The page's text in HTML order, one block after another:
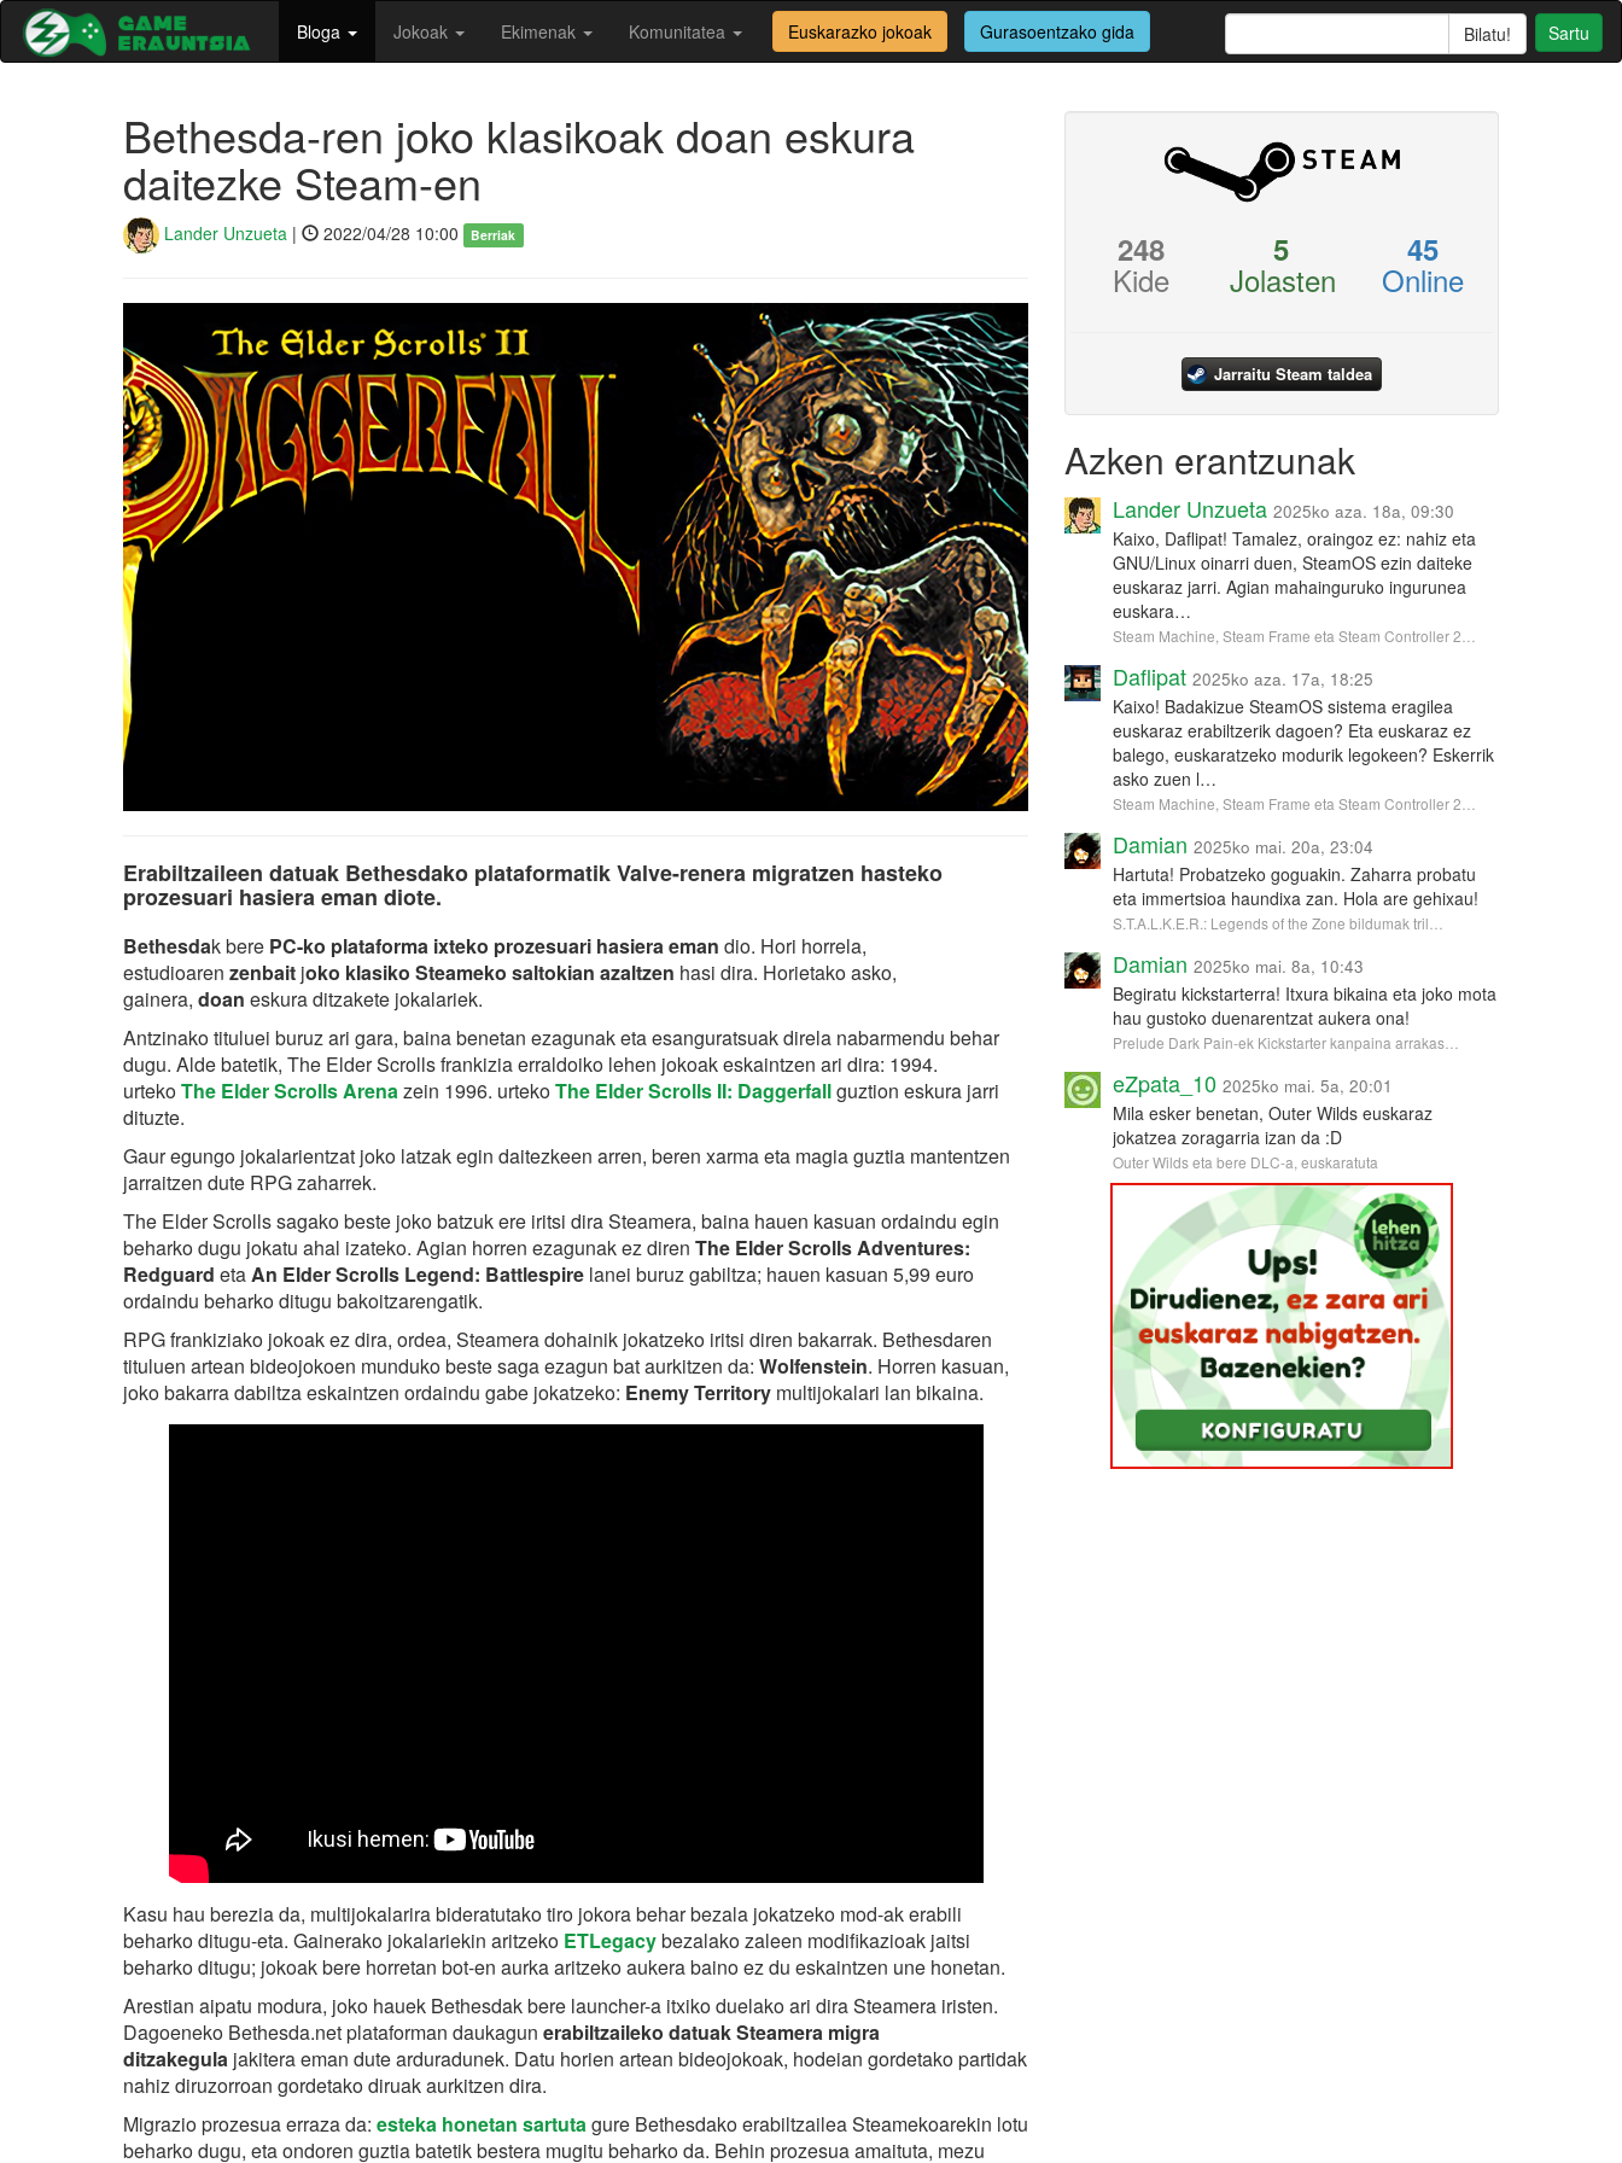
Bloga Jokoak Ekimenak Komunitatea Euskarazko jokoak Gurasoentzako gida Sartu
Bethesda-ren joko klasikoak doan eskura
daitezke Steam-en
Lander Unzueta | 2022/04/28 10:00 Berriak
Erabiltzaileen datuak Bethesdako plataformatik Valve-renera migratzen hasteko
prozesuari hasiera eman diote.
Bethesdak bere PC-ko plataforma ixteko prozesuari hasiera eman dio. Hori horrela,
estudioaren zenbait joko klasiko Steameko saltokian azaltzen hasi dira. Horietako asko,
gainera, doan eskura ditzakete jokalariek.
Antzinako tituluei buruz ari gara, baina benetan ezagunak eta esanguratsuak direla nabarmendu behar
dugu. Alde batetik, The Elder Scrolls frankizia erraldoiko lehen jokoak eskaintzen ari dira: 1994.
urtekoThe Elder Scrolls Arenazein 1996. urtekoThe Elder Scrolls II: Daggerfallguztion eskura jarri
dituzte.
Gaur egungo jokalarientzat joko latzak egin daitezkeen arren, beren xarma eta magia guztia mantentzen
jarraitzen dute RPG zaharrek.
The Elder Scrolls sagako beste joko batzuk ere iritsi dira Steamera, baina hauen kasuan ordaindu egin
beharko dugu jokatu ahal izateko. Agian horren ezagunak ez diren The Elder Scrolls Adventures:
Redguard etaAn Elder Scrolls Legend: Battlespire lanei buruz gabiltza; hauen kasuan 5,99 euro
ordaindu beharko ditugu bakoitzarengatik.
RPG frankiziako jokoak ez dira, ordea, Steamera dohainik jokatzeko iritsi diren bakarrak. Bethesdaren
tituluen artean bideojokoen munduko beste saga ezagun bat aurkitzen da: Wolfenstein. Horren kasuan,
joko bakarra dabiltza eskaintzen ordaindu gabe jokatzeko: Enemy Territory multijokalari lan bikaina.
Kasu hau berezia da, multijokalarira bideratutako tiro jokora behar bezala jokatzeko mod-ak erabili
beharko ditugu-eta. Gainerako jokalariekin aritzeko ETLegacybezalako zaleen modifikazioak jaitsi
beharko ditugu; jokoak bere horretan bot-en aurka aritzeko aukera baino ez du eskaintzen une honetan.
Arestian aipatu modura, joko hauek Bethesdak bere launcher-a itxiko duelako ari dira Steamera iristen.
Dagoeneko Bethesda.net plataforman daukagun erabiltzaileko datuak Steamera migra
ditzakegula jakitera eman dute arduradunek. Datu horien artean bideojokoak, hodeian gordetako partidak
nahiz diruzorroan gordetako diruak aurkitzen dira.
Migrazio prozesua erraza da: esteka honetan sartutagure Bethesdako erabiltzailea Steamekoarekin lotu
beharko dugu, eta ondoren guztia batetik bestera mugitu beharko da. Behin prozesua amaituta, mezu
248
Kide
5
Jolasten
45
Online
Jarraitu Steam taldea
Azken erantzunak
Lander Unzueta 2025ko aza. 18a, 09:30
Kaixo, Daflipat! Tamalez, oraingoz ez: nahiz eta
GNU/Linux oinarri duen, SteamOS ezin daiteke
euskaraz jarri. Agian mahainguruko ingurunea
euskara…
Steam Machine, Steam Frame eta Steam Controller 2…
Daflipat 2025ko aza. 17a, 18:25
Kaixo! Badakizue SteamOS sistema eragilea
euskaraz erabiltzerik dagoen? Eta euskaraz ez
balego, euskaratzeko modurik legokeen? Eskerrik
asko zuen l…
Steam Machine, Steam Frame eta Steam Controller 2…
Damian 2025ko mai. 20a, 23:04
Hartuta! Probatzeko goguakin. Zaharra probatu
eta immertsioa haundixa zan. Hola are gehixau!
S.T.A.L.K.E.R.: Legends of the Zone bildumak tril…
Damian 2025ko mai. 8a, 10:43
Begiratu kickstarterra! Itxura bikaina eta joko mota
hau gustoko duenarentzat aukera ona!
Prelude Dark Pain-ek Kickstarter kanpaina arrakas…
eZpata_10 2025ko mai. 5a, 20:01
Mila esker benetan, Outer Wilds euskaraz
jokatzea zoragarria izan da :D
Outer Wilds eta bere DLC-a, euskaratuta